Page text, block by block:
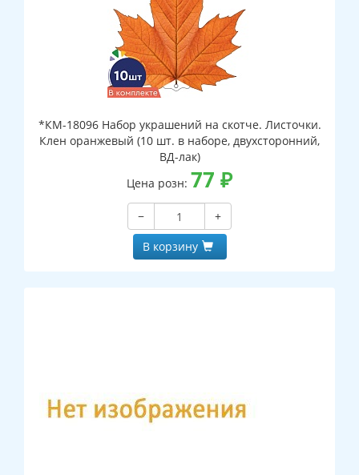
*КМ-18096 Набор украшений на скотче. Листочки.
Клен оранжевый (10 шт. в наборе, двухсторонний,
ВД-лак)
Цена розн: 77 ₽
−
+
В корзину